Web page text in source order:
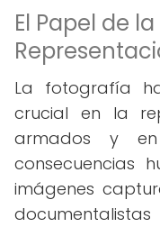
El Papel de
La fotografía
crucial en la
armados y
consecuencias
imágenes